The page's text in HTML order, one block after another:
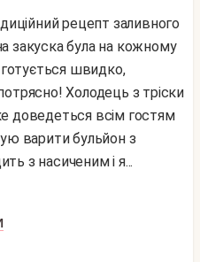
закуска була на кожному
швидко,
Холодець з тріски
доведеться всім гостям
варити бульйон з
з насиченим і я...